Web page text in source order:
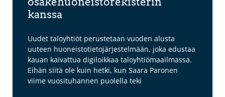
kanssa
Uudet taloyhtiöt perustetaan vuoden alusta
uuteen huoneistotietojärjestelmään, joka edustaa
kauan kaivattua digiloikkaa taloyhtiömaailmassa.
Eihän siitä ole kuin hetki, kun Saara Paronen
viime vuosituhannen puolella teki